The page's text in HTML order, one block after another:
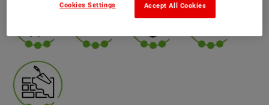
Accept All Cookies
Cookies Settings